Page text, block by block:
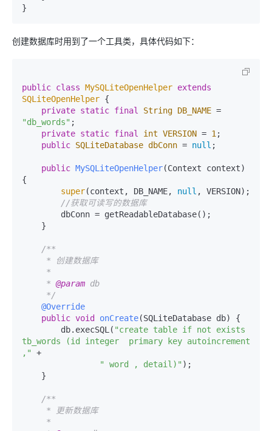
创建数据库时用到了一个工具类，具体代码如下：
public class MySQLiteOpenHelper extends
SQLiteOpenHelper {
private static final String DB_NAME =
"db_words" ;
private static final int VERSION = 1 ;
public SQLiteDatabase dbConn = null ;
public MySQLiteOpenHelper(Context context)
{
super(context, DB_NAME, null , VERSION);
//获取可读写的数据库
/**
     *
@param db
     */
@Override
public void onCreate(SQLiteDatabase db)
{
        db.execSQL(
"create table if not exists
tb_words (id integer  primary key autoincrement
,"
+
" word , detail)" );
/**